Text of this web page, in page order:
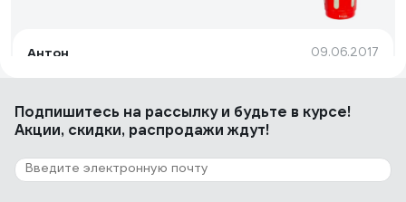
Антон 09.06.2017
Легкий
102 отзыва
Отзыв о баллоне Hexagon Ragasco LPG
33,5 л, полимерно-
Подпишитесь на рассылкуи будьте в курсе!
Акции, скидки, распродажи ждут!